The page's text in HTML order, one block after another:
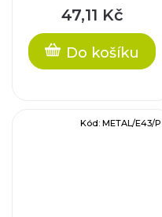
47,11 Kč
Do košíku
Kód: METAL/E43/P